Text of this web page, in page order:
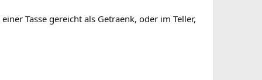
Tasse gereicht als Getraenk, oder im Teller,